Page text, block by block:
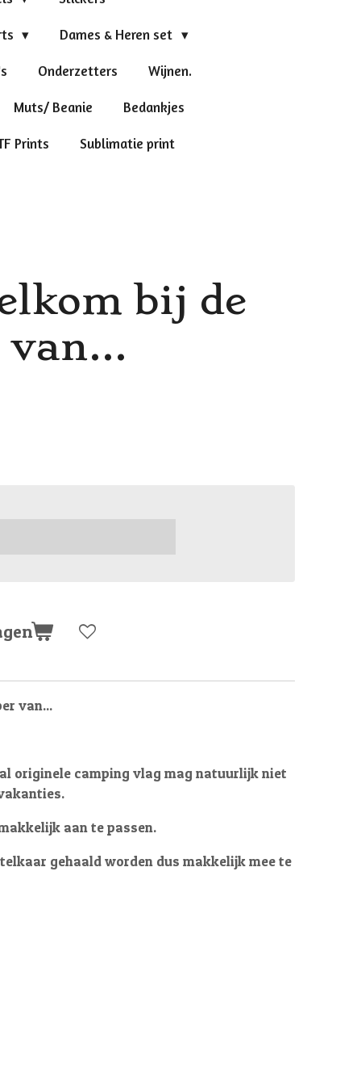
Dames & Heren set
Onderzetters Wijnen.
Muts/ Beanie Bedankjes
Prints Sublimatie print
bij de
van...
originele camping vlag mag natuurlijk niet
aan te passen.
gehaald worden dus makkelijk mee te